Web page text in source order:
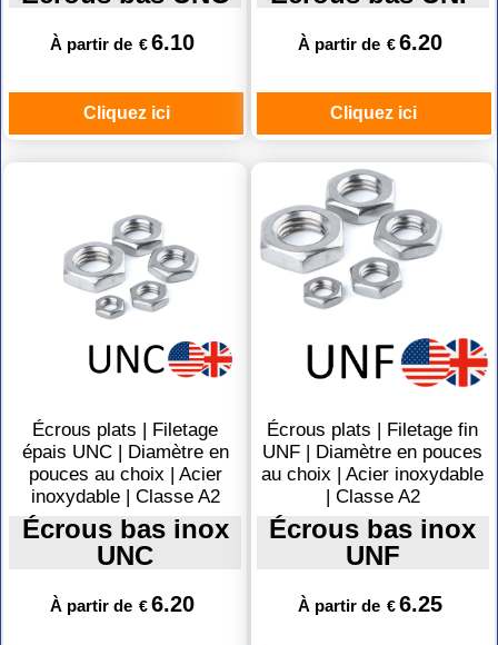
À partir de € 6.10
Cliquez ici
À partir de € 6.20
Cliquez ici
Écrous plats | Filetage
épais UNC | Diamètre en
pouces au choix | Acier
inoxydable | Classe A2
Écrous bas inox
UNC
À partir de € 6.20
Écrous plats | Filetage fin
UNF | Diamètre en pouces
au choix | Acier inoxydable
| Classe A2
Écrous bas inox
UNF
À partir de € 6.25